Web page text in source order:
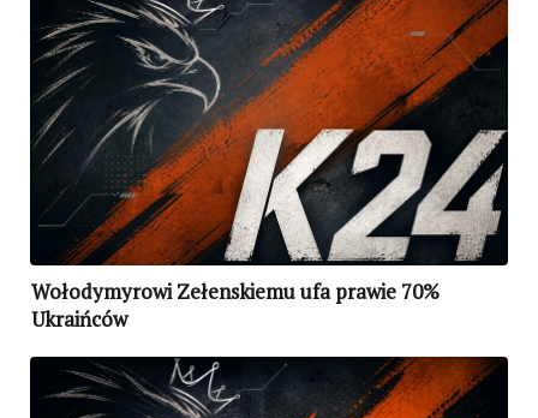
Wołodymyrowi Zełenskiemu ufa prawie 70%
Ukraińców